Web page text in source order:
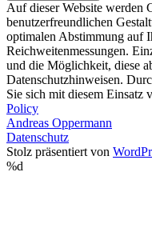
Auf dieser Website werden
benutzerfreundlichen
optimalen Abstimmung auf
Reichweitenmessungen.
und die Möglichkeit, diese
Datenschutzhinweisen.
Sie sich mit diesem Einsatz
Policy
Andreas Oppermann
Datenschutz
Stolz präsentiert von
%d